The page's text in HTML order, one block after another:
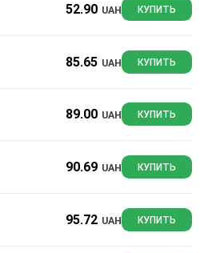
52.90 UAH КУПИТЬ
85.65 UAH КУПИТЬ
89.00 UAH КУПИТЬ
90.69 UAH КУПИТЬ
95.72 UAH КУПИТЬ